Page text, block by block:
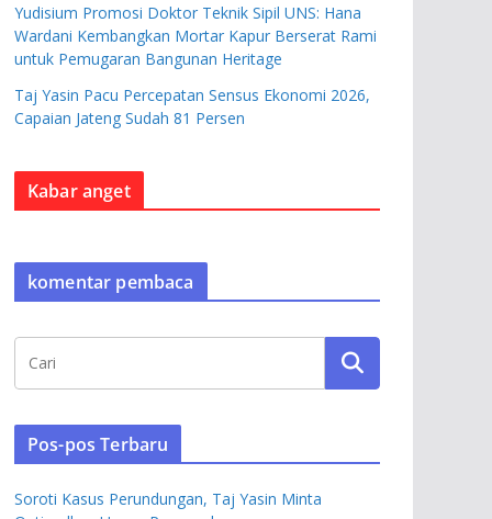
Yudisium Promosi Doktor Teknik Sipil UNS: Hana
Wardani Kembangkan Mortar Kapur Berserat Rami
untuk Pemugaran Bangunan Heritage
Taj Yasin Pacu Percepatan Sensus Ekonomi 2026,
Capaian Jateng Sudah 81 Persen
Kabar anget
komentar pembaca
Pos-pos Terbaru
Soroti Kasus Perundungan, Taj Yasin Minta